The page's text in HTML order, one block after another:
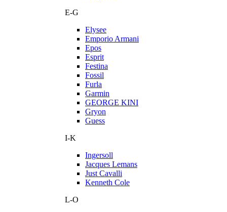
E-G
Elysee
Emporio Armani
Epos
Esprit
Festina
Fossil
Furla
Garmin
GEORGE KINI
Gryon
Guess
I-K
Ingersoll
Jacques Lemans
Just Cavalli
Kenneth Cole
L-O